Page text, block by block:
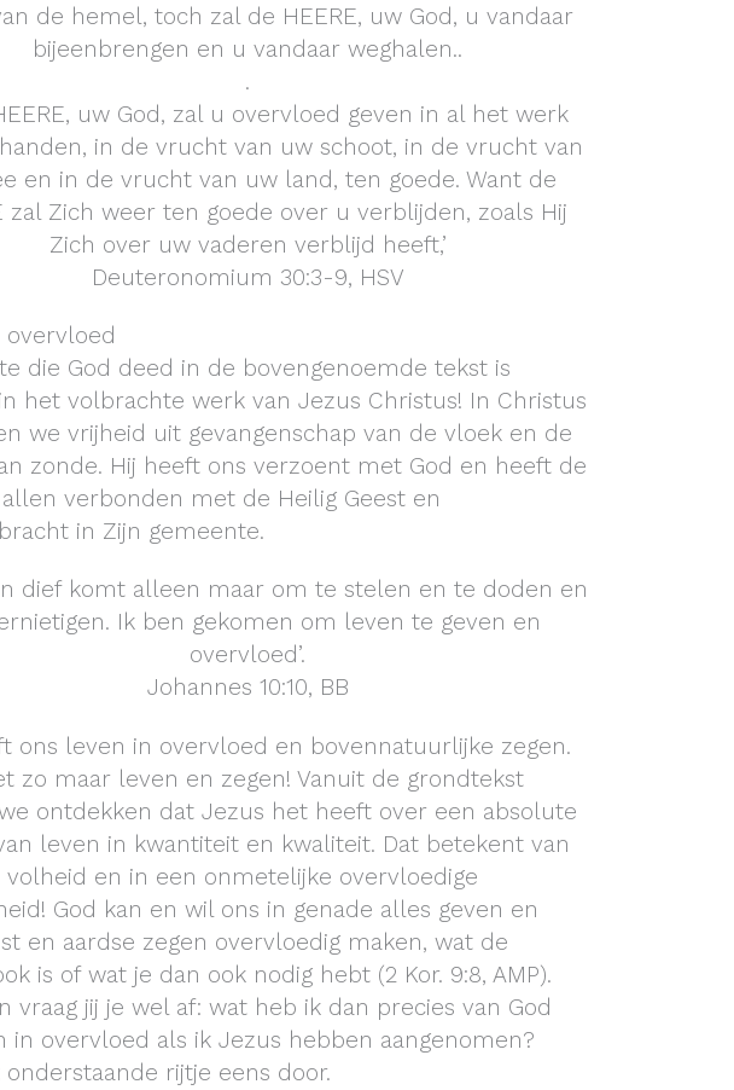
de hemel, toch zal de HEERE, uw God, u vandaar
bijeenbrengen en u vandaar weghalen..
.
uw God, zal u overvloed geven in al het werk
in de vrucht van uw schoot, in de vrucht van
en in de vrucht van uw land, ten goede. Want de
zal Zich weer ten goede over u verblijden, zoals Hij
Zich over uw vaderen verblijd heeft,’
Deuteronomium 30:3‭-‬9, HSV
overvloed
die God deed in de bovengenoemde tekst is
het volbrachte werk van Jezus Christus! In Christus
we vrijheid uit gevangenschap van de vloek en de
zonde. Hij heeft ons verzoent met God en heeft de
allen verbonden met de Heilig Geest en
in Zijn gemeente.
dief komt alleen maar om te stelen en te doden en
Ik ben gekomen om leven te geven en
overvloed’.
Johannes 10:10, BB
ons leven in overvloed en bovennatuurlijke zegen.
zo maar leven en zegen! Vanuit de grondtekst
ontdekken dat Jezus het heeft over een absolute
leven in kwantiteit en kwaliteit. Dat betekent van
en in een onmetelijke overvloedige
God kan en wil ons in genade alles geven en
en aardse zegen overvloedig maken, wat de
is of wat je dan ook nodig hebt (2 Kor. 9:8, AMP).
vraag jij je wel af: wat heb ik dan precies van God
in overvloed als ik Jezus hebben aangenomen?
onderstaande rijtje eens door.